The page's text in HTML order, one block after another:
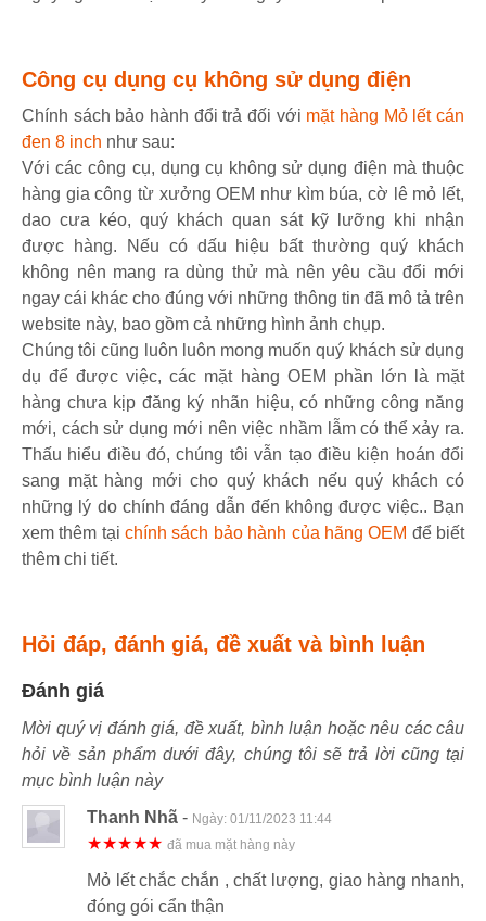
Công cụ dụng cụ không sử dụng điện
Chính sách bảo hành đổi trả đối với mặt hàng Mỏ lết cán
đen 8 inch như sau:
Với các công cụ, dụng cụ không sử dụng điện mà thuộc
hàng gia công từ xưởng OEM như kìm búa, cờ lê mỏ lết,
dao cưa kéo, quý khách quan sát kỹ lưỡng khi nhận
được hàng. Nếu có dấu hiệu bất thường quý khách
không nên mang ra dùng thử mà nên yêu cầu đổi mới
ngay cái khác cho đúng với những thông tin đã mô tả trên
website này, bao gồm cả những hình ảnh chụp.
Chúng tôi cũng luôn luôn mong muốn quý khách sử dụng
dụ để được việc, các mặt hàng OEM phần lớn là mặt
hàng chưa kịp đăng ký nhãn hiệu, có những công năng
mới, cách sử dụng mới nên việc nhầm lẫm có thể xảy ra.
Thấu hiểu điều đó, chúng tôi vẫn tạo điều kiện hoán đổi
sang mặt hàng mới cho quý khách nếu quý khách có
những lý do chính đáng dẫn đến không được việc.. Bạn
xem thêm tạichính sách bảo hành của hãng OEM để biết
thêm chi tiết.
Hỏi đáp, đánh giá, đề xuất và bình luận
Đánh giá
Mời quý vị đánh giá, đề xuất, bình luận hoặc nêu các câu
hỏi về sản phẩm dưới đây, chúng tôi sẽ trả lời cũng tại
mục bình luận này
Thanh Nhã - Ngày: 01/11/2023 11:44
★★★★★ đã mua mặt hàng này
Mỏ lết chắc chắn , chất lượng, giao hàng nhanh,
đóng gói cẩn thận